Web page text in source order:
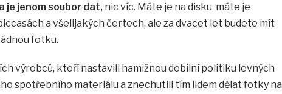
je jenom soubor dat, nic víc. Máte je na disku, máte je
a všelijakých čertech, ale za dvacet let budete mít
fotku.
výrobců, kteří nastavili hamižnou debilní politiku levných
spotřebního materiálu a znechutili tím lidem dělat fotky na